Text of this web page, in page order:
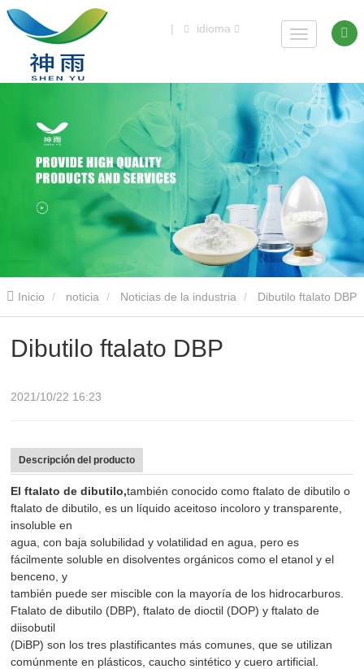
| idioma
Inicio noticia Noticias de la industria Dibutilo ftalato DBP
Dibutilo ftalato DBP
2021/10/22 16:23
Descripción del producto
El ftalato de dibutilo,también conocido como ftalato de dibutilo o
ftalato de dibutilo, es un líquido aceitoso incoloro y transparente,
insoluble en
agua, con baja solubilidad y volatilidad en agua, pero es
fácilmente soluble en disolventes orgánicos como el etanol y el
benceno, y
también puede ser miscible con la mayoría de los hidrocarburos.
Ftalato de dibutilo (DBP), ftalato de dioctil (DOP) y ftalato de
diisobutil
(DiBP) son los tres plastificantes más comunes, que se utilizan
comúnmente en plásticos, caucho sintético y cuero artificial.